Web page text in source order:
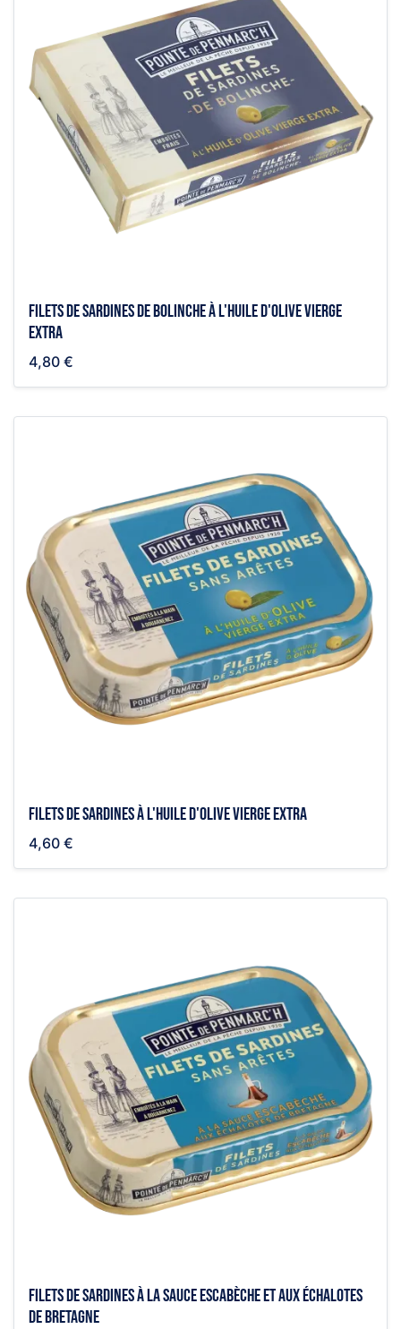
Filets de sardines de bolinche à l'huile d'olive vierge
extra
4,80 €
Filets de sardines à l'huile d'olive vierge extra
4,60 €
Filets de sardines à la sauce escabèche et aux échalotes
de Bretagne